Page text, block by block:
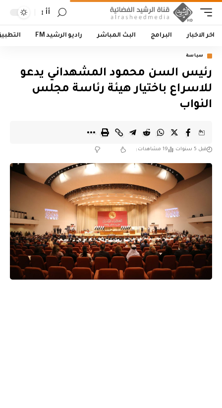
أأ
اخر الاخبار البرامج البث المباشر راديو الرشيد FM
سياسة
رئيس السن محمود المشهداني يدعو
للاسراع باختيار هيئة رئاسة مجلس
النواب
قبل 5 سنوات 19 مشاهدات